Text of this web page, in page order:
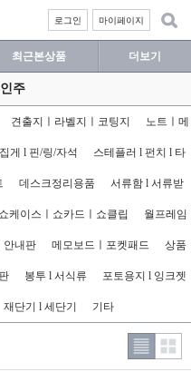
마이페이지
로그인
최근본상품 더보기
주
견출지ㅣ라벨지ㅣ코팅지 노트ㅣ메
게 l 핀/링/자석 스테플러 l 펀치 l 타
데스크정리용품 서류함 l 서류받
쇼케이스ㅣ쇼카드ㅣ쇼클립 월프레임
안내판 메모보드ㅣ포켓패드 상품
봉투 l 서식류 포토용지 l 잉크젯
재단기 l 세단기 기타